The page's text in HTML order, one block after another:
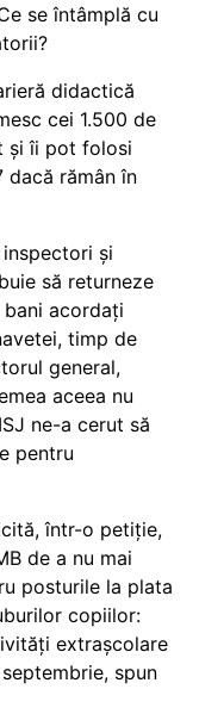
se întâmplă cu
didactică
cei 1.500 de
și îi pot folosi
dacă rămân în
și
să returneze
acordați
timp de
general,
aceea nu
ne-a cerut să
pentru
într-o petiție,
de a nu mai
posturile la plata
copiilor:
extrașcolare
spun